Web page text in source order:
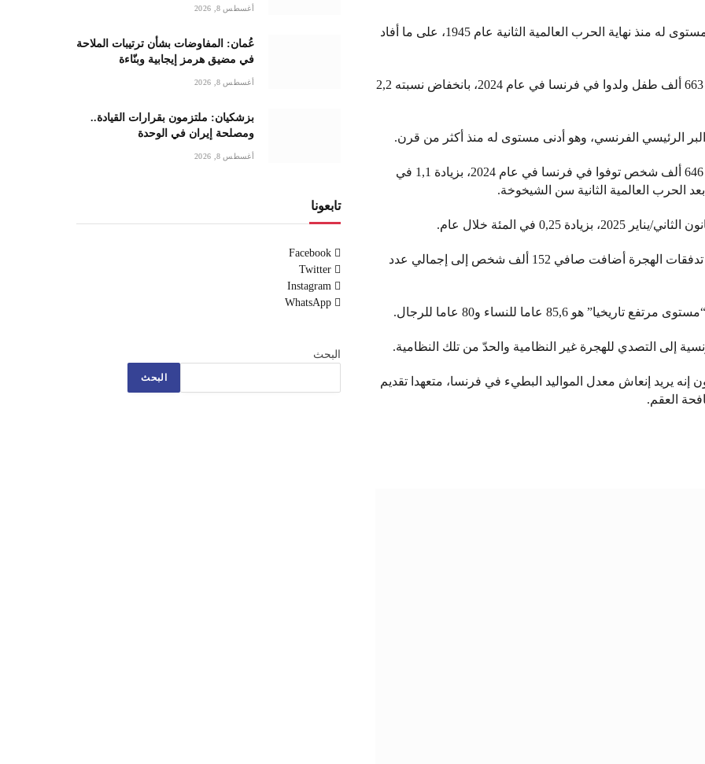
انخفض عدد المواليد في فرنسا العام الماضي إلى أدنى مستوى له منذ نهاية الحرب العالمية الثانية عام 1945، على ما أفاد
وقال المعهد الوطني للإحصاء والدراسات الاقتصادية إن 663 ألف طفل ولدوا في فرنسا في عام 2024، بانخفاض نسبته 2,2
وقال المعهد الوطني للإحصاء والدراسات الاقتصادية إن 646 ألف شخص توفوا في فرنسا في عام 2024، بزيادة 1,1 في
الحرب العالمية الثانية سن الشيخوخة.
وقال المعهد الوطني للإحصاء والدراسات الاقتصادية إن تدفقات الهجرة أضافت صافي 152 ألف شخص إلى إجمالي عدد
85,6 عاما للنساء و80 عاما للرجال.
إلى التصدي للهجرة غير النظامية والحدّ من تلك النظامية.
يريد إنعاش معدل المواليد البطيء في فرنسا، متعهدا تقديم
العقم.
أغسطس 8, 2026
عُمان: المفاوضات بشأن ترتيبات الملاحة
في مضيق هرمز إيجابية وبنّاءة
أغسطس 8, 2026
بزشكيان: ملتزمون بقرارات القيادة..
ومصلحة إيران في الوحدة
أغسطس 8, 2026
تابعونا
Facebook
Twitter
Instagram
WhatsApp
البحث
البحث